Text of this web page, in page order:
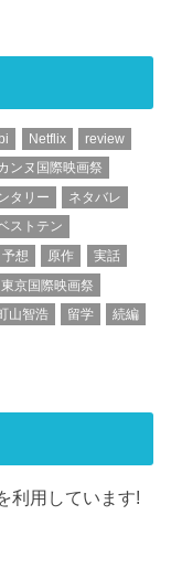
Netflix
review
ンヌ国際映画祭
タリー
ネタバレ
ストテン
予想 原作
実話
東京国際映画祭
山智浩 留学
続編
利用しています!